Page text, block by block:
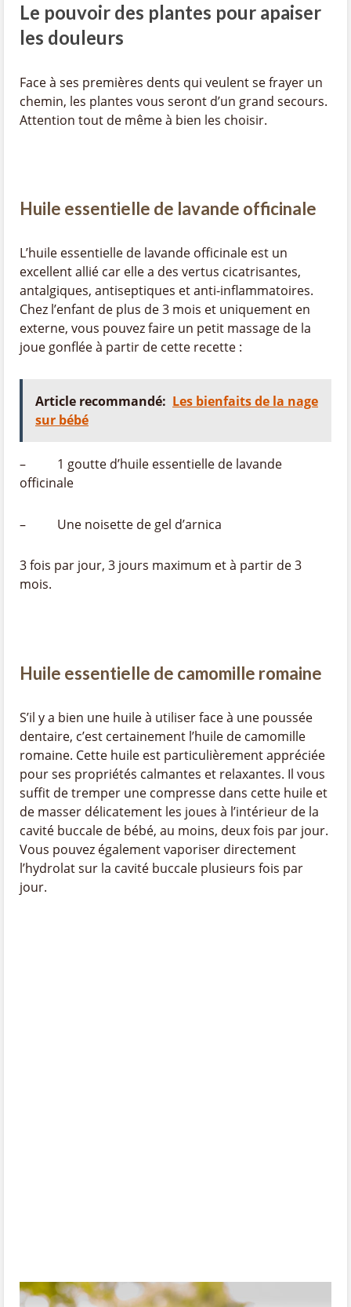
Le pouvoir des plantes pour apaiser
les douleurs
Face à ses premières dents qui veulent se frayer un
chemin, les plantes vous seront d’un grand secours.
Attention tout de même à bien les choisir.
Huile essentielle de lavande officinale
L’huile essentielle de lavande officinale est un
excellent allié car elle a des vertus cicatrisantes,
antalgiques, antiseptiques et anti-inflammatoires.
Chez l’enfant de plus de 3 mois et uniquement en
externe, vous pouvez faire un petit massage de la
joue gonflée à partir de cette recette :
Article recommandé: Les bienfaits de la nage
sur bébé
– 1 goutte d’huile essentielle de lavande
officinale
– Une noisette de gel d’arnica
3 fois par jour, 3 jours maximum et à partir de 3
mois.
Huile essentielle de camomille romaine
S’il y a bien une huile à utiliser face à une poussée
dentaire, c’est certainement l’huile de camomille
romaine. Cette huile est particulièrement appréciée
pour ses propriétés calmantes et relaxantes. Il vous
suffit de tremper une compresse dans cette huile et
de masser délicatement les joues à l’intérieur de la
cavité buccale de bébé, au moins, deux fois par jour.
Vous pouvez également vaporiser directement
l’hydrolat sur la cavité buccale plusieurs fois par
jour.